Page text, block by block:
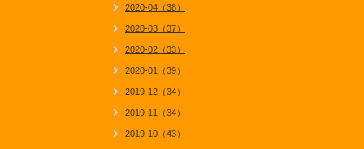
2020-04（38）
2020-03（37）
2020-02（33）
2020-01（39）
2019-12（34）
2019-11（34）
2019-10（43）